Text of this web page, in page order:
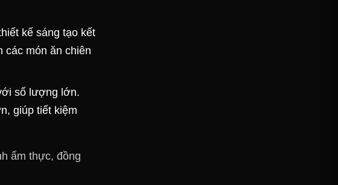
kế sáng tạo kết
các món ăn chiên
số lượng lớn.
giúp tiết kiệm
ẩm thực, đồng